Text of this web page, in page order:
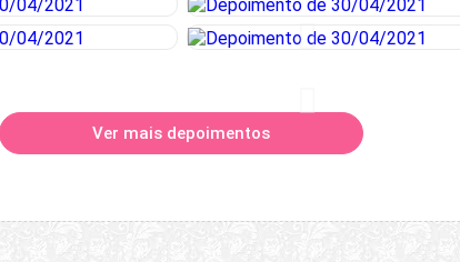
Ver mais depoimentos